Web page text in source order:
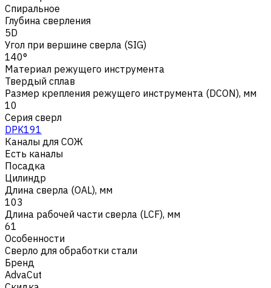
Спиральное
Глубина сверления
5D
Угол при вершине сверла (SIG)
140°
Материал режущего инструмента
Твердый сплав
Размер крепления режущего инструмента (DCON), мм
10
Серия сверл
DPK191
Каналы для СОЖ
Есть каналы
Посадка
Цилиндр
Длина сверла (OAL), мм
103
Длина рабочей части сверла (LCF), мм
61
Особенности
Сверло для обработки стали
Бренд
AdvaCut